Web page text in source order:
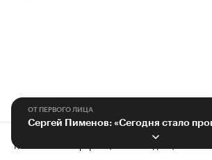
ОТ ПЕРВОГО ЛИЦА
Контактная информация
Редакция